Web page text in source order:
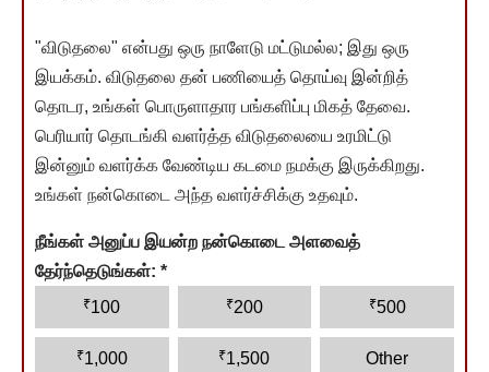
"விடுதலை" என்பது ஒரு நாளேடு மட்டுமல்ல; இது ஒரு
இயக்கம். விடுதலை தன் பணியைத் தொய்வு இன்றித்
தொடர, உங்கள் பொருளாதார பங்களிப்பு மிகத் தேவை.
பெரியார் தொடங்கி வளர்த்த விடுதலையை உரமிட்டு
இன்னும் வளர்க்க வேண்டிய கடமை நமக்கு இருக்கிறது.
உங்கள் நன்கொடை அந்த வளர்ச்சிக்கு உதவும்.
நீங்கள் அனுப்ப இயன்ற நன்கொடை அளவைத்
தேர்ந்தெடுங்கள்: *
₹100 ₹200 ₹500
₹1,000 ₹1,500 Other